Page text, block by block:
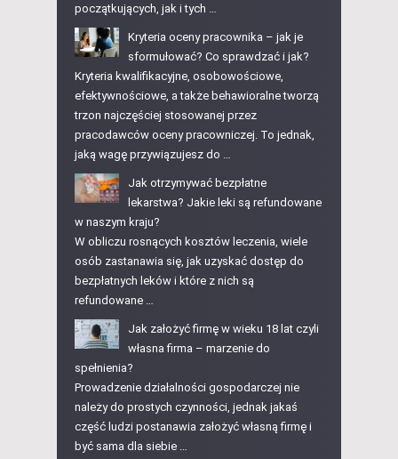
początkujących, jak i tych …
Kryteria oceny pracownika – jak je
sformułować? Co sprawdzać i jak?
Kryteria kwalifikacyjne, osobowościowe,
efektywnościowe, a także behawioralne tworzą
trzon najczęściej stosowanej przez
pracodawców oceny pracowniczej. To jednak,
jaką wagę przywiązujesz do …
Jak otrzymywać bezpłatne
lekarstwa? Jakie leki są refundowane
w naszym kraju?
W obliczu rosnących kosztów leczenia, wiele
osób zastanawia się, jak uzyskać dostęp do
bezpłatnych leków i które z nich są
refundowane …
Jak założyć firmę w wieku 18 lat czyli
własna firma – marzenie do
spełnienia?
Prowadzenie działalności gospodarczej nie
należy do prostych czynności, jednak jakaś
część ludzi postanawia założyć własną firmę i
być sama dla siebie …